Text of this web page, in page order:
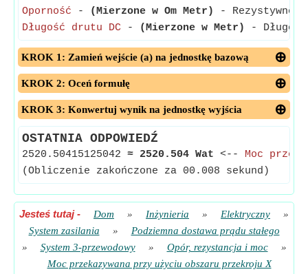
Oporność - (Mierzone w Om Metr)
-
Długość drutu DC - (Mierzone w Metr) -
KROK 1: Zamień wejście (a) na jednostkę bazową
KROK 2: Oceń formułę
KROK 3: Konwertuj wynik na jednostkę wyjścia
OSTATNIA ODPOWIEDŹ
2520.50415125042 ≈ 2520.504 Wat <-- Moc
(Obliczenie zakończone za 00.008 sekund)
Jesteś tutaj- Dom » Inżynieria » Elektryczny
»
System zasilania
»
Podziemna dostawa prądu stałego
»
System 3-przewodowy » Opór, rezystancja i moc
»
Moc przekazywana przy użyciu obszaru przekroju X